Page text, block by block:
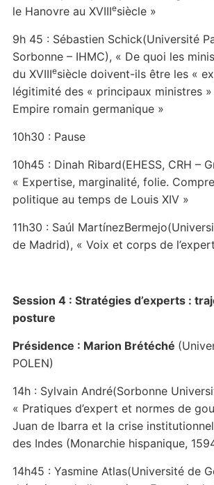
le Hanovre au XVIIIesiècle »
9h 45 : Sébastien Schick(Université
Sorbonne – IHMC), « De quoi les
du XVIIIesiècle doivent-ils être les «
légitimité des « principaux ministres
Empire romain germanique »
10h30 : Pause
10h45 : Dinah Ribard(EHESS, CRH –
« Expertise, marginalité, folie.
politique au temps de Louis XIV »
11h30 : Saúl
de Madrid), « Voix et corps de
Session 4 : Stratégies d’experts :
posture
Présidence : Marion Brétéché
POLEN)
14h : Sylvain André(Sorbonne
« Pratiques d’expert et normes de
Juan de Ibarra et la crise
des Indes (Monarchie hispanique,
14h45 : Yasmine Atlas(Université de